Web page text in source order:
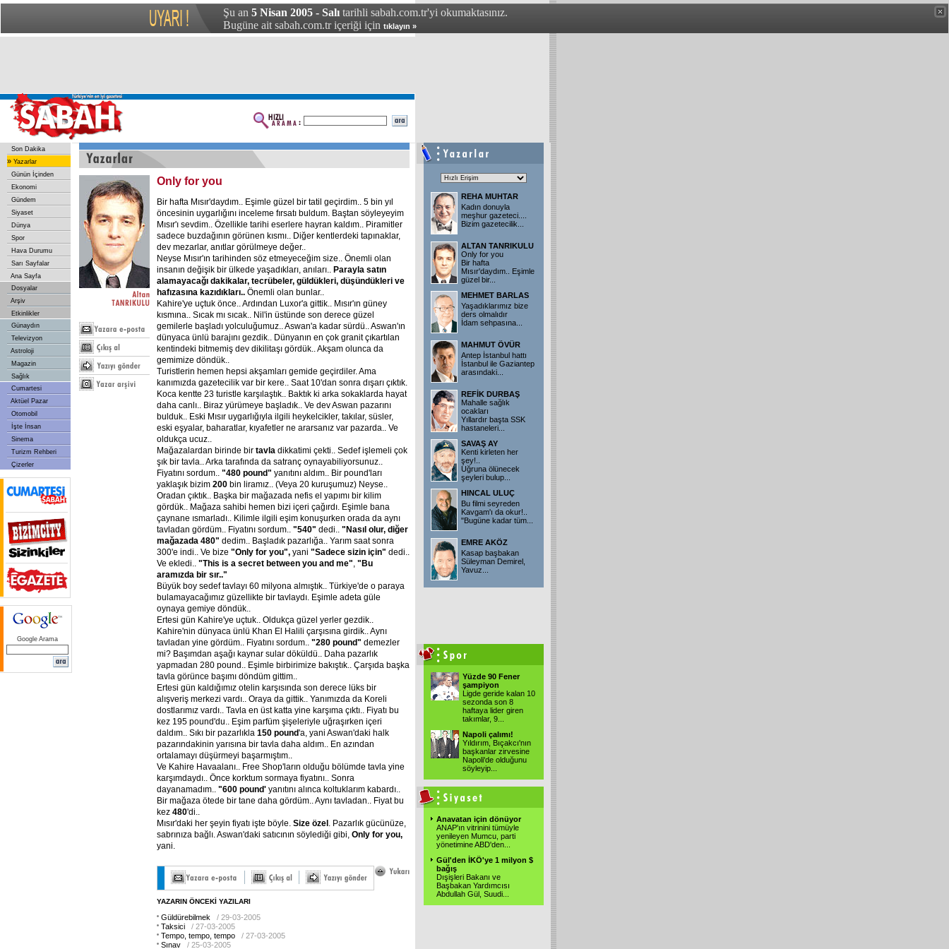
Şu an 5 Nisan 2005 - Salı tarihli sabah.com.tr'yi okumaktasınız.
Bugüne ait sabah.com.tr içeriği için tıklayın »
Son Dakika
» Yazarlar
Günün İçinden
Ekonomi
Gündem
Siyaset
Dünya
Spor
Hava Durumu
Sarı Sayfalar
Ana Sayfa
Dosyalar
Arşiv
Etkinlikler
Günaydın
Televizyon
Astroloji
Magazin
Sağlık
Cumartesi
Aktüel Pazar
Otomobil
İşte İnsan
Sinema
Turizm Rehberi
Çizerler
Google Arama
Only for you
Bir hafta Mısır'daydım.. Eşimle güzel bir tatil geçirdim.. 5 bin yıl
öncesinin uygarlığını inceleme fırsatı buldum. Baştan söyleyeyim
Mısır'ı sevdim.. Özellikle tarihi eserlere hayran kaldım.. Piramitler
sadece buzdağının görünen kısmı.. Diğer kentlerdeki tapınaklar,
dev mezarlar, anıtlar görülmeye değer..
Neyse Mısır'ın tarihinden söz etmeyeceğim size.. Önemli olan
insanın değişik bir ülkede yaşadıkları, anıları.. Parayla satın
alamayacağı dakikalar, tecrübeler, güldükleri, düşündükleri ve
hafızasına kazıdıkları.. Önemli olan bunlar..
Kahire'ye uçtuk önce.. Ardından Luxor'a gittik.. Mısır'ın güney
kısmına.. Sıcak mı sıcak.. Nil'in üstünde son derece güzel
gemilerle başladı yolculuğumuz.. Aswan'a kadar sürdü.. Aswan'ın
dünyaca ünlü barajını gezdik.. Dünyanın en çok granit çıkartılan
kentindeki bitmemiş dev dikilitaşı gördük.. Akşam olunca da
gemimize döndük..
Turistlerin hemen hepsi akşamları gemide geçirdiler. Ama
kanımızda gazetecilik var bir kere.. Saat 10'dan sonra dışarı çıktık.
Koca kentte 23 turistle karşılaştık.. Baktık ki arka sokaklarda hayat
daha canlı.. Biraz yürümeye başladık.. Ve dev Aswan pazarını
bulduk.. Eski Mısır uygarlığıyla ilgili heykelcikler, takılar, süsler,
eski eşyalar, baharatlar, kıyafetler ne ararsanız var pazarda.. Ve
oldukça ucuz..
Mağazalardan birinde bir tavla dikkatimi çekti.. Sedef işlemeli çok
şık bir tavla.. Arka tarafında da satranç oynayabiliyorsunuz..
Fiyatını sordum.. "480 pound" yanıtını aldım.. Bir pound'ları
yaklaşık bizim 200 bin liramız.. (Veya 20 kuruşumuz) Neyse..
Oradan çıktık.. Başka bir mağazada nefis el yapımı bir kilim
gördük.. Mağaza sahibi hemen bizi içeri çağırdı. Eşimle bana
çaynane ısmarladı.. Kilimle ilgili eşim konuşurken orada da aynı
tavladan gördüm.. Fiyatını sordum.. "540" dedi.. "Nasıl olur, diğer
mağazada 480" dedim.. Başladık pazarlığa.. Yarım saat sonra
300'e indi.. Ve bize "Only for you", yani "Sadece sizin için" dedi..
Ve ekledi.. "This is a secret between you and me", "Bu
aramızda bir sır.."
Büyük boy sedef tavlayı 60 milyona almıştık.. Türkiye'de o paraya
bulamayacağımız güzellikte bir tavlaydı. Eşimle adeta güle
oynaya gemiye döndük..
Ertesi gün Kahire'ye uçtuk.. Oldukça güzel yerler gezdik..
Kahire'nin dünyaca ünlü Khan El Halili çarşısına girdik.. Aynı
tavladan yine gördüm.. Fiyatını sordum.. "280 pound" demezler
mi? Başımdan aşağı kaynar sular döküldü.. Daha pazarlık
yapmadan 280 pound.. Eşimle birbirimize bakıştık.. Çarşıda başka
tavla görünce başımı döndüm gittim..
Ertesi gün kaldığımız otelin karşısında son derece lüks bir
alışveriş merkezi vardı.. Oraya da gittik.. Yanımızda da Koreli
dostlarımız vardı.. Tavla en üst katta yine karşıma çıktı.. Fiyatı bu
kez 195 pound'du.. Eşim parfüm şişeleriyle uğraşırken içeri
daldım.. Sıkı bir pazarlıkla 150 pound'a, yani Aswan'daki halk
pazarındakinin yarısına bir tavla daha aldım.. En azından
ortalamayı düşürmeyi başarmıştım..
Ve Kahire Havaalanı.. Free Shop'ların olduğu bölümde tavla yine
karşımdaydı.. Önce korktum sormaya fiyatını.. Sonra
dayanamadım.. "600 pound' yanıtını alınca koltuklarım kabardı..
Bir mağaza ötede bir tane daha gördüm.. Aynı tavladan.. Fiyat bu
kez 480'di..
Mısır'daki her şeyin fiyatı işte böyle. Size özel . Pazarlık gücünüze,
sabrınıza bağlı. Aswan'daki satıcının söylediği gibi, Only for you,
yani.
YAZARIN ÖNCEKİ YAZILARI
Güldürebilmek
/ 29-03-2005
Taksici
/ 27-03-2005
Tempo, tempo, tempo
/ 27-03-2005
Sınav
/ 25-03-2005
REHA MUHTAR
Kadın donuyla
meşhur gazeteci....
Bizim gazetecilik...
ALTAN TANRIKULU
Only for you
Bir hafta
Mısır'daydım.. Eşimle
güzel bir...
MEHMET BARLAS
Yaşadıklarımız bize
ders olmalıdır
İdam sehpasına...
MAHMUT ÖVÜR
Antep İstanbul hattı
İstanbul ile Gaziantep
arasındaki...
REFİK DURBAŞ
Mahalle sağlık
ocakları
Yıllardır başta SSK
hastaneleri...
SAVAŞ AY
Kenti kirleten her
şey!..
Uğruna ölünecek
şeyleri bulup...
HINCAL ULUÇ
Bu filmi seyreden
Kavgam'ı da okur!..
"Bugüne kadar tüm...
EMRE AKÖZ
Kasap başbakan
Süleyman Demirel,
Yavuz...
Yüzde 90 Fener
şampiyon
Ligde geride kalan 10
sezonda son 8
haftaya lider giren
takımlar, 9...
Napoli çalımı!
Yıldırım, Bıçakcı'nın
başkanlar zirvesine
Napoli'de olduğunu
söyleyip...
Anavatan için dönüyor
ANAP'ın vitrinini tümüyle
yenileyen Mumcu, parti
yönetimine ABD'den...
Gül'den İKÖ'ye 1 milyon $
bağış
Dışişleri Bakanı ve
Başbakan Yardımcısı
Abdullah Gül, Suudi...